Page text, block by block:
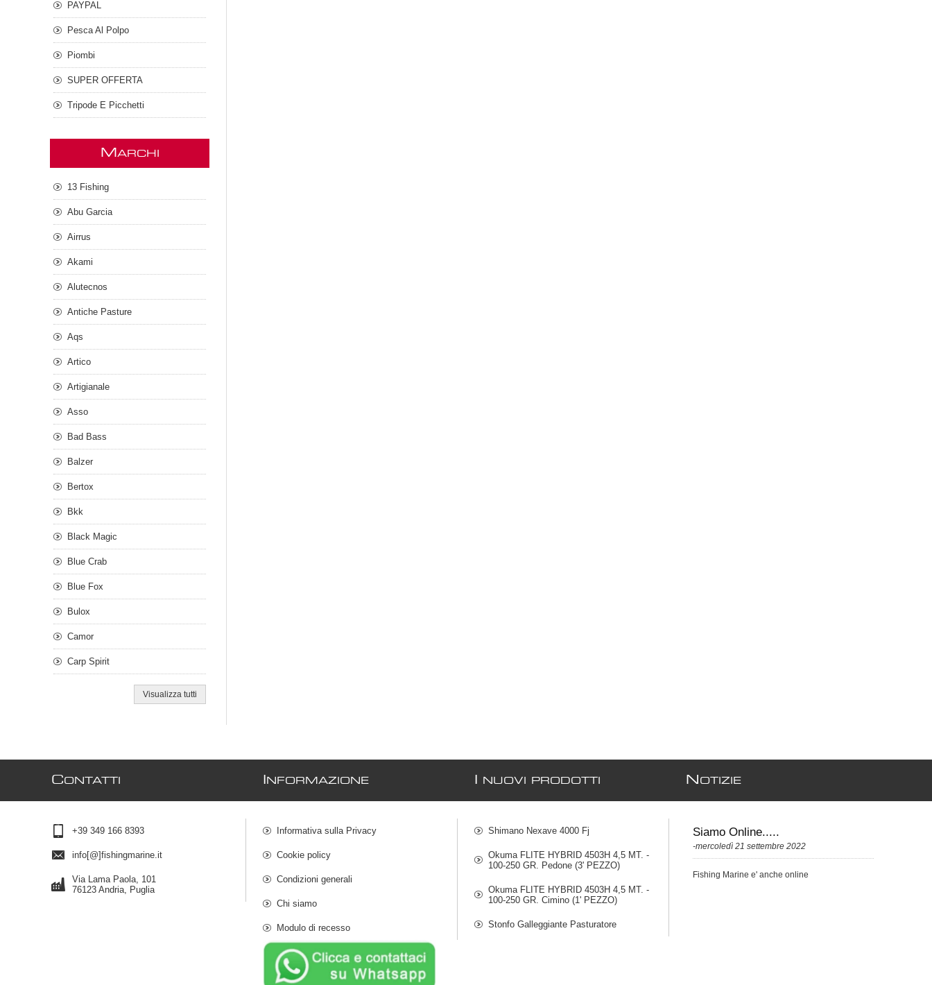
PAYPAL
Pesca Al Polpo
Piombi
SUPER OFFERTA
Tripode E Picchetti
M ARCHI
13 Fishing
Abu Garcia
Airrus
Akami
Alutecnos
Antiche Pasture
Aqs
Artico
Artigianale
Asso
Bad Bass
Balzer
Bertox
Bkk
Black Magic
Blue Crab
Blue Fox
Bulox
Camor
Carp Spirit
Visualizza tutti
CONTATTI
+39 349 166 8393
info[@]fishingmarine.it
Via Lama Paola, 101
76123 Andria, Puglia
NFORMAZIONE
Informativa sulla Privacy
Cookie policy
Condizioni generali
Chi siamo
Modulo di recesso
NUOVI PRODOTTI
Shimano Nexave 4000 Fj
Okuma FLITE HYBRID 4503H 4,5 MT. -
100-250 GR. Pedone (3' PEZZO)
Okuma FLITE HYBRID 4503H 4,5 MT. -
100-250 GR. Cimino (1' PEZZO)
Stonfo Galleggiante Pasturatore
N OTIZIE
Siamo Online.....
-mercoledì 21 settembre 2022
Fishing Marine e' anche online